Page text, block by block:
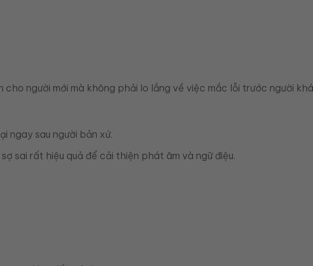
cho người mới mà không phải lo lắng về việc mắc lỗi trước người
ngay sau người bản xứ.
sai rất hiệu quả để cải thiện phát âm và ngữ điệu.